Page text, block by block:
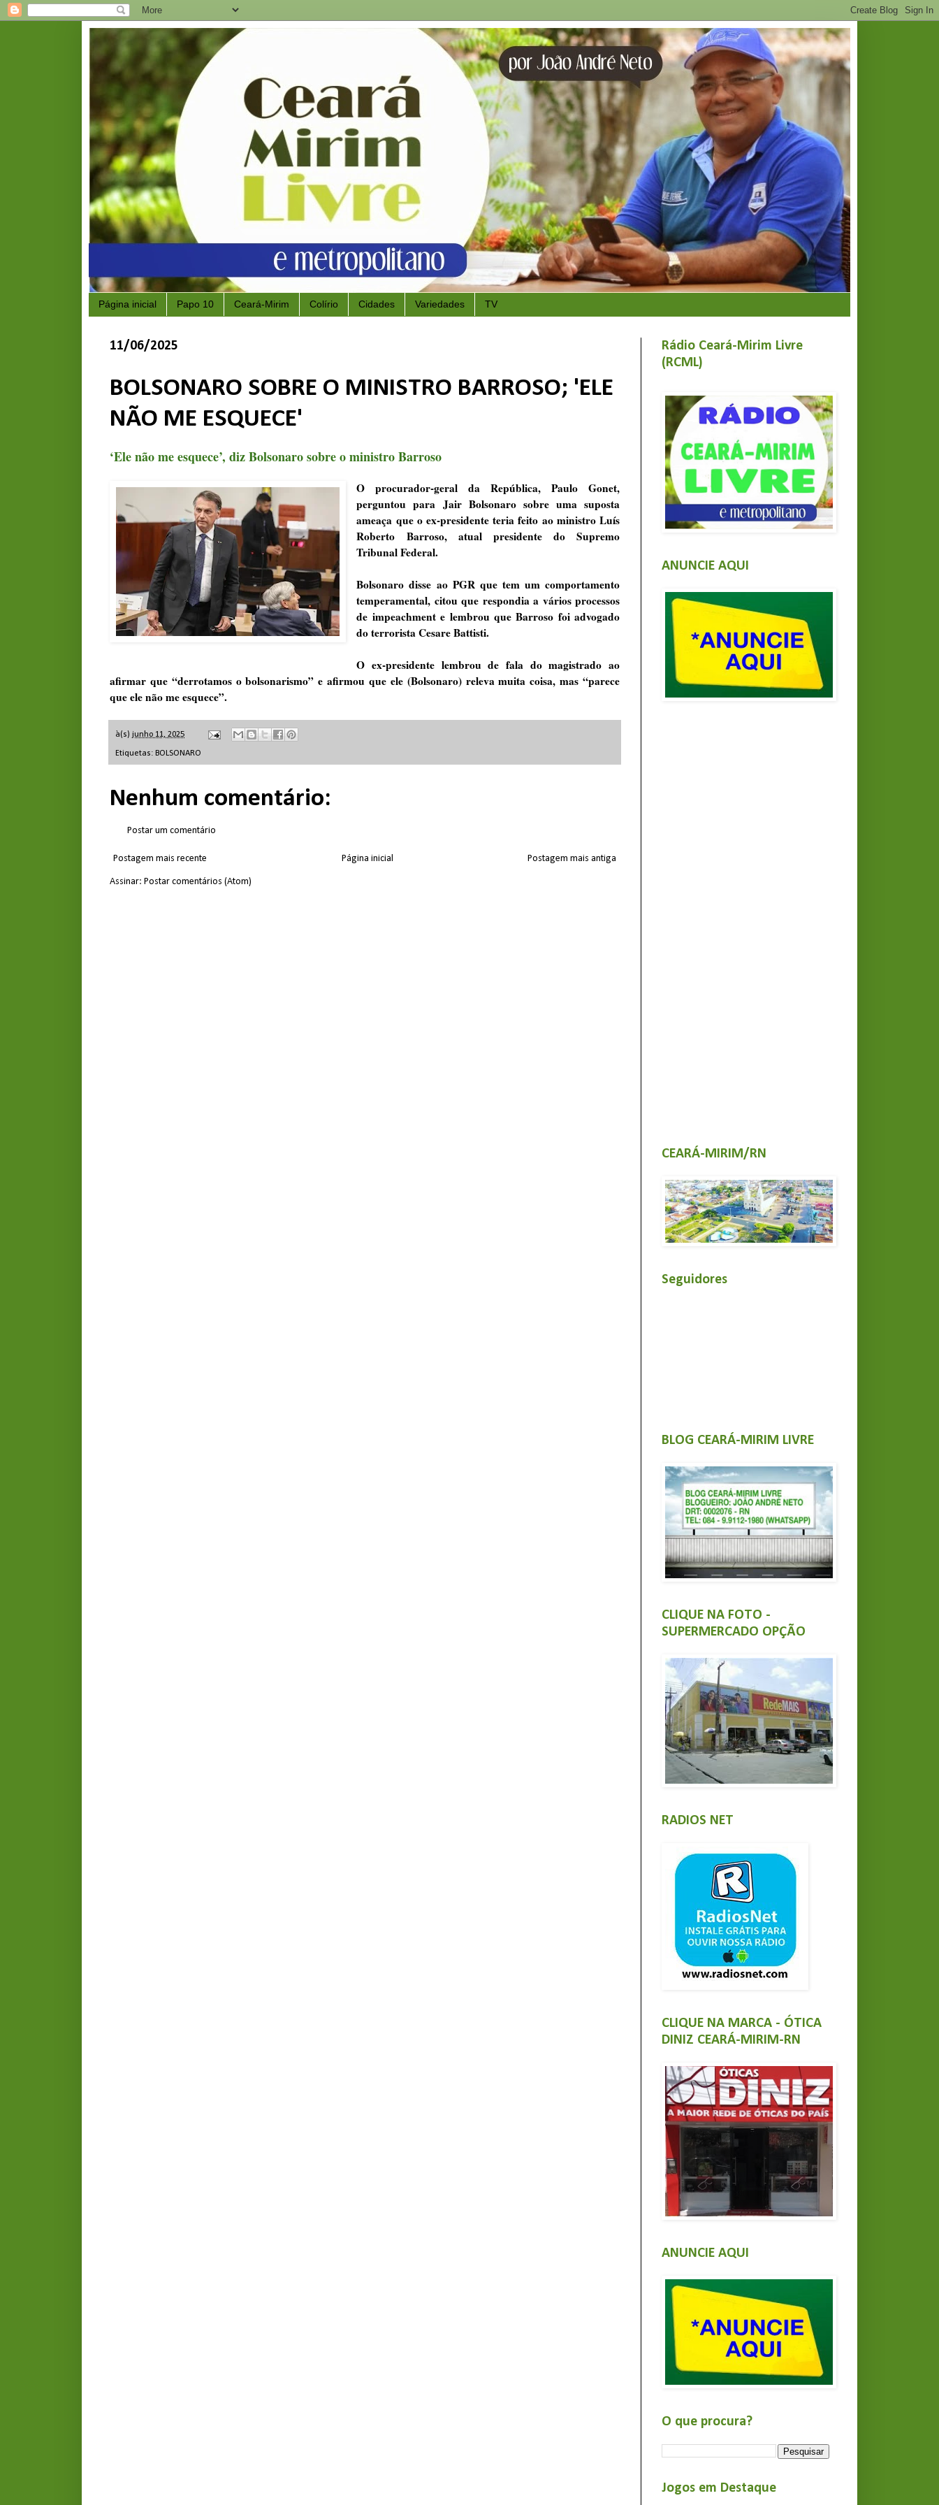
Página inicial Papo 10 Ceará-Mirim Colírio Cidades Variedades TV
11/06/2025
BOLSONARO SOBRE O MINISTRO BARROSO; 'ELE
NÃO ME ESQUECE'
‘Ele não me esquece’, diz Bolsonaro sobre o ministro Barroso
O procurador-geral da República, Paulo Gonet,
perguntou para Jair Bolsonaro sobre uma suposta
ameaça que o ex-presidente teria feito ao ministro Luís
Roberto Barroso, atual presidente do Supremo
Tribunal Federal.
Bolsonaro disse ao PGR que tem um comportamento
temperamental, citou que respondia a vários processos
de impeachment e lembrou que Barroso foi advogado
do terrorista Cesare Battisti.
O ex-presidente lembrou de fala do magistrado ao
afirmar que “derrotamos o bolsonarismo” e afirmou que ele (Bolsonaro) releva muita coisa, mas “parece
que ele não me esquece”.
à(s) junho 11, 2025
Etiquetas: BOLSONARO
Nenhum comentário:
Postar um comentário
Postagem mais recente Postagem mais antiga
Página inicial
Assinar: Postar comentários (Atom)
Rádio Ceará-Mirim Livre
(RCML)
ANUNCIE AQUI
CEARÁ-MIRIM/RN
Seguidores
BLOG CEARÁ-MIRIM LIVRE
CLIQUE NA FOTO -
SUPERMERCADO OPÇÃO
RADIOS NET
CLIQUE NA MARCA - ÓTICA
DINIZ CEARÁ-MIRIM-RN
ANUNCIE AQUI
O que procura?
Jogos em Destaque